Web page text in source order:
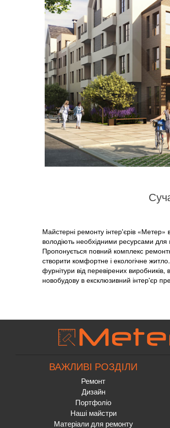
Майстерні ремонту інтер'єрів «Метер»
володіють необхідними ресурсами для
Пропонується повний комплекс
створити комфортне і екологічне
фурнітури від перевірених
новобудову в ексклюзивний інтер'єр
ВАЖЛИВІ РОЗДІЛИ
Ремонт
Дизайн
Портфоліо
Наші майстри
Матеріали для ремонту